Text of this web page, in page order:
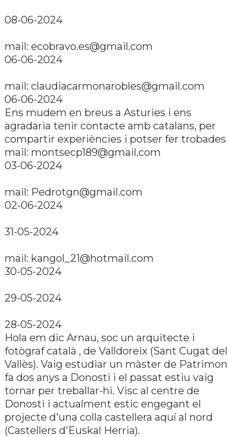
08-06-2024
mail: ecobravo.es@gmail.com
06-06-2024
mail: claudiacarmonarobles@gmail.com
06-06-2024
Ens mudem en breus a Asturies i ens
agradaria tenir contacte amb catalans, per
compartir experiències i potser fer trobades
mail: montsecp189@gmail.com
03-06-2024
mail: Pedrotgn@gmail.com
02-06-2024
31-05-2024
mail: kangol_21@hotmail.com
30-05-2024
29-05-2024
28-05-2024
Hola em dic Arnau, soc un arquitecte i
fotògraf català , de Valldoreix (Sant Cugat del
Vallès). Vaig estudiar un màster de
fa dos anys a Donosti i el passat estiu vaig
tornar per treballar-hi. Visc al centre de
Donosti i actualment estic engegant el
projecte d'una colla castellera aquí­ al nord
(Castellers d'Euskal Herria).